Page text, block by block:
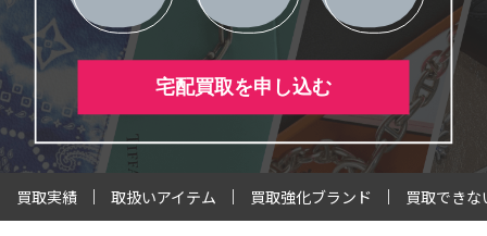
宅配買取を申し込む
買取実績 取扱いアイテム 買取強化ブランド 買取できな